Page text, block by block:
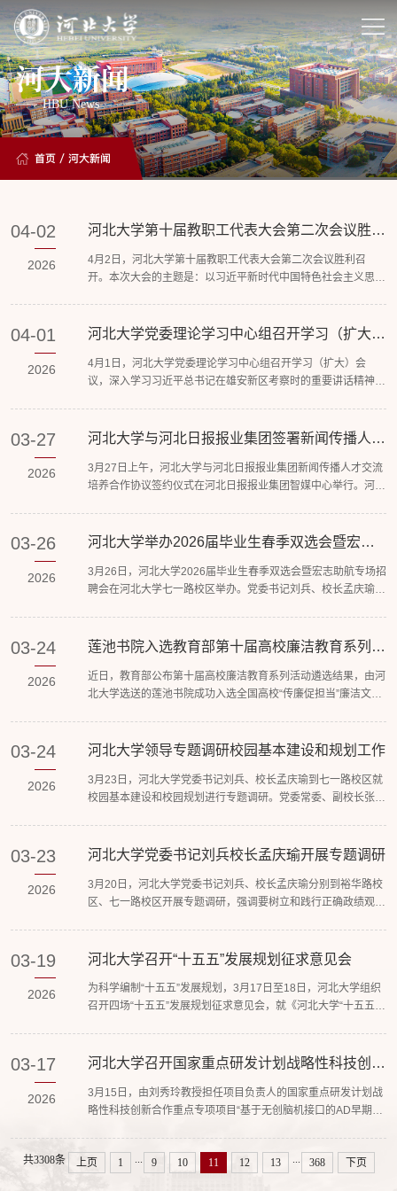
河大新闻
HBU News
首页 /河大新闻
04-02
2026
河北大学第十届教职工代表大会第二次会议胜利
4月2日，河北大学第十届教职工代表大会第二次会议胜利召
开。本次大会的主题是：以习近平新时代中国特色社会主义思想
立德树人根本任务，扎实推动学校“十五五”发展规划开好局、起
跃升，奋力谱写“特色鲜明、国际知名”的一流高水平大学建设新
篇章...
04-01
2026
河北大学党委理论学习中心组召开学习（扩大）
4月1日，河北大学党委理论学习中心组召开学习（扩大）会
议，深入学习习近平总书记在雄安新区考察时的重要讲话精神和
近平总书记亲临雄安新区考察并发表重要讲话，为我们做好工作
员、干部要深学笃行习近平总书记重要讲话精神，立足学校办学
优势和学科特...
03-27
2026
河北大学与河北日报报业集团签署新闻传播人才
3月27日上午，河北大学与河北日报报业集团新闻传播人才交流
培养合作协议签约仪式在河北日报报业集团智媒中心举行。河北
式。汪殿龙与刘成群分别代表双方签署《新闻传播人才交流培养
设成就和新闻传播人才培养成效。他表示，河北日报报业集团作
为我省...
03-26
2026
河北大学举办2026届毕业生春季双选会暨宏志
3月26日，河北大学2026届毕业生春季双选会暨宏志助航专场招
聘会在河北大学七一路校区举办。党委书记刘兵、校长孟庆瑜到
份有限公司等单位展位前，详细了解招聘需求，认真听取企业关
谈，询问毕业生求职意向与就业进展，鼓励大家树立正确的择业
观，结...
03-24
2026
莲池书院入选教育部第十届高校廉洁教育系列活
近日，教育部公布第十届高校廉洁教育系列活动遴选结果，由河
北大学选送的莲池书院成功入选全国高校“传廉促担当”廉洁文化
书院历史中的廉洁元素，将传统文化与新时代廉洁教育深度融
色。此次入选教育部廉洁文化地图，既是对市校共建莲池书院工
作成效...
03-24
2026
河北大学领导专题调研校园基本建设和规划工作
3月23日，河北大学党委书记刘兵、校长孟庆瑜到七一路校区就
校园基本建设和校园规划进行专题调研。党委常委、副校长张
地，踏勘未来教师教育大楼选址、谋划宿舍项目选址及七一路校
配套设施情况及存在的困难，部署校区规划建设工作。调研中，
校领导强调...
03-23
2026
河北大学党委书记刘兵校长孟庆瑜开展专题调研
3月20日，河北大学党委书记刘兵、校长孟庆瑜分别到裕华路校
区、七一路校区开展专题调研，强调要树立和践行正确政绩观，
区医学高质量发展工作座谈会上，医学部、裕华路校区各学院负
费保障等方面工作情况，并就服务雄安新区建设、特色班创办、
国际...
03-19
2026
河北大学召开“十五五”发展规划征求意见会
为科学编制“十五五”发展规划，3月17日至18日，河北大学组织
召开四场“十五五”发展规划征求意见会，就《河北大学“十五五”
议。校党委书记刘兵、校长孟庆瑜各出席两场会议并讲话。学校
报了《规划》稿的起草情况。与会人员就《规划》稿进行了深
入...
03-17
2026
河北大学召开国家重点研发计划战略性科技创新
3月15日，由刘秀玲教授担任项目负责人的国家重点研发计划战
略性科技创新合作重点专项项目“基于无创脑机接口的AD早期筛
志、项目组专家、主要成员和参研单位代表共50余人参加会
共3308条 上页 1 ... 9 10 11 12 13 ... 368 下页